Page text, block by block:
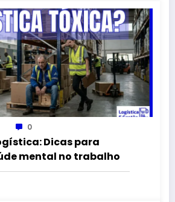
0
Dicas para
mental no trabalho